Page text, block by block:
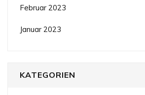
Februar 2023
Januar 2023
KATEGORIEN